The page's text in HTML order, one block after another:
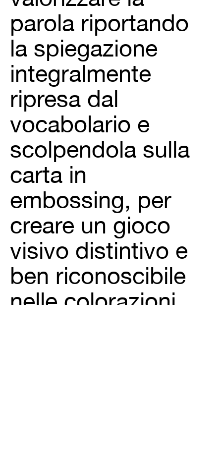
parola riportando
la spiegazione
integralmente
ripresa dal
vocabolario e
scolpendola sulla
carta in
embossing, per
creare un gioco
visivo distintivo e
ben riconoscibile
nelle colorazioni